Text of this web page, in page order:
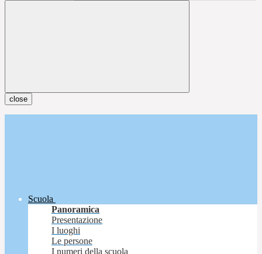
close
Scuola
Panoramica
Presentazione
I luoghi
Le persone
I numeri della scuola